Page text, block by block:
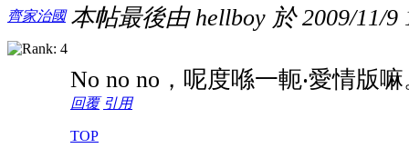
齊家治國 本帖最後由 hellboy 於 2009/11/9
No no no，呢度喺一軛‧愛情版
回覆 引用
TOP